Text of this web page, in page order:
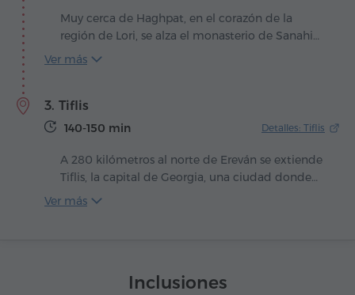
conservan el eco de aquella grandeza, como
guardianes silenciosos del tiempo.
Muy cerca de Haghpat, en el corazón de la
región de Lori, se alza el monasterio de Sanahin
– una verdadera joya de la arquitectura
reinado del rey Ashot III, y desde el principio el
complejo fue concebido como un centro tanto
Ver más
3. Tiflis
140-150 min Detalles: Tiflis
A 280 kilómetros al norte de Ereván se extiende
Tiflis, la capital de Georgia, una ciudad donde
lo antiguo y lo moderno laten en un mismo
murmullo del pasado, mientras en las amplias
Ver más
Inclusiones